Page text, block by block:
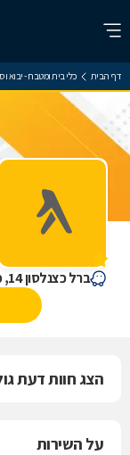
דף הבית כלי בית ומטבח - יבוא
קלאסיקה
ברל כצנלסון 14, מקס ערים כפר סבא
הצג חוות דעת
על השירות